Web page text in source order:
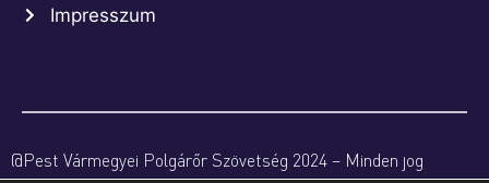
Impresszum
@Pest Vármegyei Polgárőr Szövetség 2024 – Minden jog